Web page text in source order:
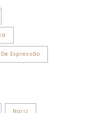
Expressão
Nariz